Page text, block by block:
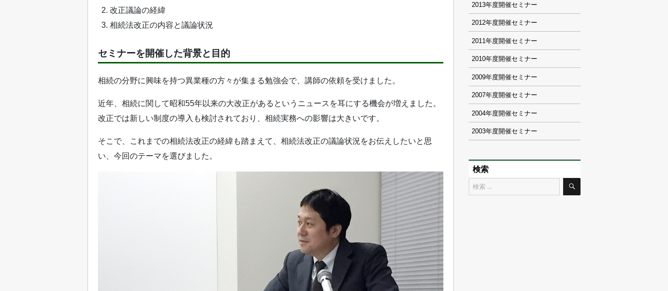
改正議論の経緯
相続法改正の内容と議論状況
セミナーを開催した背景と目的
相続の分野に興味を持つ異業種の方々が集まる勉強会で、講師の依頼を受けました。
近年、相続に関して昭和55年以来の大改正があるというニュースを耳にする機会が増えました。
改正では新しい制度の導入も検討されており、相続実務への影響は大きいです。
そこで、これまでの相続法改正の経緯も踏まえて、相続法改正の議論状況をお伝えしたいと思
い、今回のテーマを選びました。
2013
2012
2011
2010
2009
2007
2004
2003
検索
検
索
検